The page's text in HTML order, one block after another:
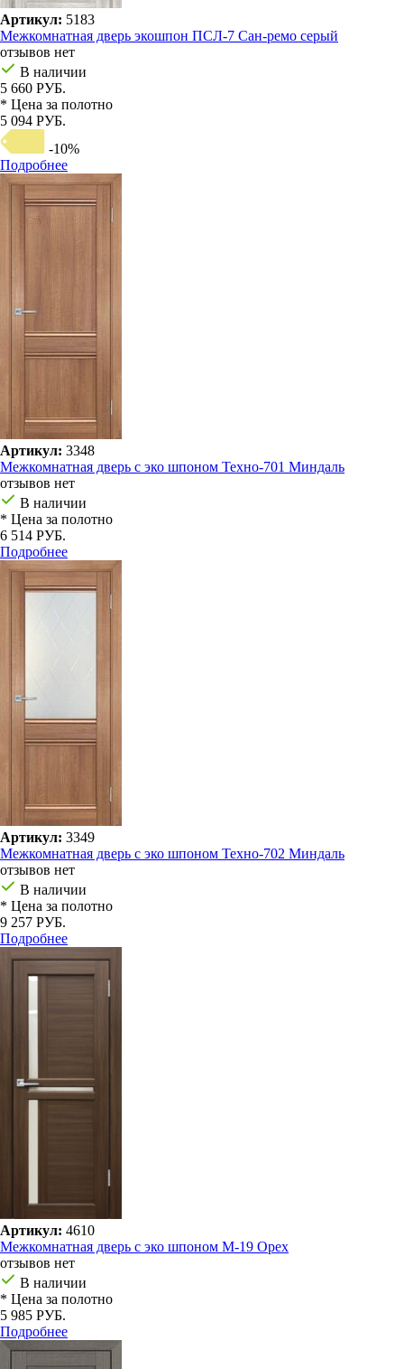
Артикул: 5183
Межкомнатная дверь экошпон ПСЛ-7 Сан-ремо серый
отзывов нет
В наличии
5 660 РУБ.
* Цена за полотно
5 094 РУБ.
-10%
Подробнее
Артикул: 3348
Межкомнатная дверь с эко шпоном Техно-701 Миндаль
отзывов нет
В наличии
* Цена за полотно
6 514 РУБ.
Подробнее
Артикул: 3349
Межкомнатная дверь с эко шпоном Техно-702 Миндаль
отзывов нет
В наличии
* Цена за полотно
9 257 РУБ.
Подробнее
Артикул: 4610
Межкомнатная дверь с эко шпоном М-19 Орех
отзывов нет
В наличии
* Цена за полотно
5 985 РУБ.
Подробнее